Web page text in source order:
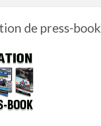
de press-book